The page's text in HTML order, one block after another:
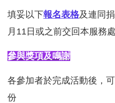
填妥以下報名表格及連同
月 11 日或之前交回本服務
參與獎項及鳴謝
各參加者於完成活動後，
份